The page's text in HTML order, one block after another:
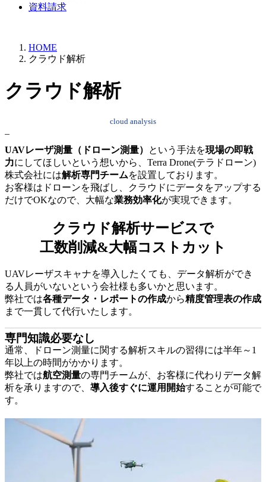
資料請求
HOME
クラウド解析
クラウド解析
cloud analysis
UAVレーザ測量（ドローン測量） という手法を現場の即戦
力にしてほしいという想いから、Terra Drone(テラドローン)
株式会社には解析専門チームを設置しております。
お客様はドローンを飛ばし、クラウドにデータをアップする
だけでOKなので、大幅な業務効率化が実現できます。
クラウド解析サービスで
工数削減&大幅コストカット
UAVレーザスキャナを導入したくても、データ解析ができ
る人員がいないという会社様も多いかと思います。
弊社では各種データ・レポートの作成から精度管理表の作成
まで一貫して代行いたします。
専門知識必要なし
通常、ドローン測量に関する解析スキルの習得には半年～1
年以上の時間がかかります。
弊社では航空測量の専門チームが、お客様に代わりデータ解
析を承りますので、 導入後すぐに運用開始することが可能で
す。